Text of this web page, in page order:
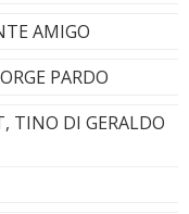
AMIGO
PARDO
TINO DI GERALDO